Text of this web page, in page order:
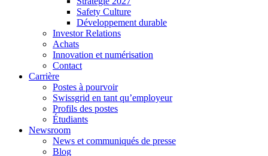
Safety Culture
Développement durable
Investor Relations
Achats
Innovation et numérisation
Contact
Carrière
Postes à pourvoir
Swissgrid en tant qu’employeur
Profils des postes
Étudiants
Newsroom
News et communiqués de presse
Blog